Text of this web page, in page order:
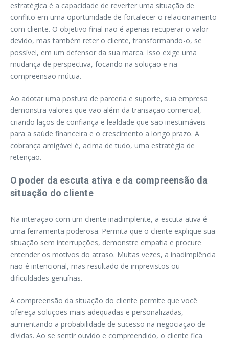
estratégica é a capacidade de reverter uma situação de
conflito em uma oportunidade de fortalecer o relacionamento
com cliente. O objetivo final não é apenas recuperar o valor
devido, mas também reter o cliente, transformando-o, se
possível, em um defensor da sua marca. Isso exige uma
mudança de perspectiva, focando na solução e na
compreensão mútua.
Ao adotar uma postura de parceria e suporte, sua empresa
demonstra valores que vão além da transação comercial,
criando laços de confiança e lealdade que são inestimáveis
para a saúde financeira e o crescimento a longo prazo. A
cobrança amigável é, acima de tudo, uma estratégia de
retenção.
O poder da escuta ativa e da compreensão da
situação do cliente
Na interação com um cliente inadimplente, a escuta ativa é
uma ferramenta poderosa. Permita que o cliente explique sua
situação sem interrupções, demonstre empatia e procure
entender os motivos do atraso. Muitas vezes, a inadimplência
não é intencional, mas resultado de imprevistos ou
dificuldades genuínas.
A compreensão da situação do cliente permite que você
ofereça soluções mais adequadas e personalizadas,
aumentando a probabilidade de sucesso na negociação de
dívidas. Ao se sentir ouvido e compreendido, o cliente fica